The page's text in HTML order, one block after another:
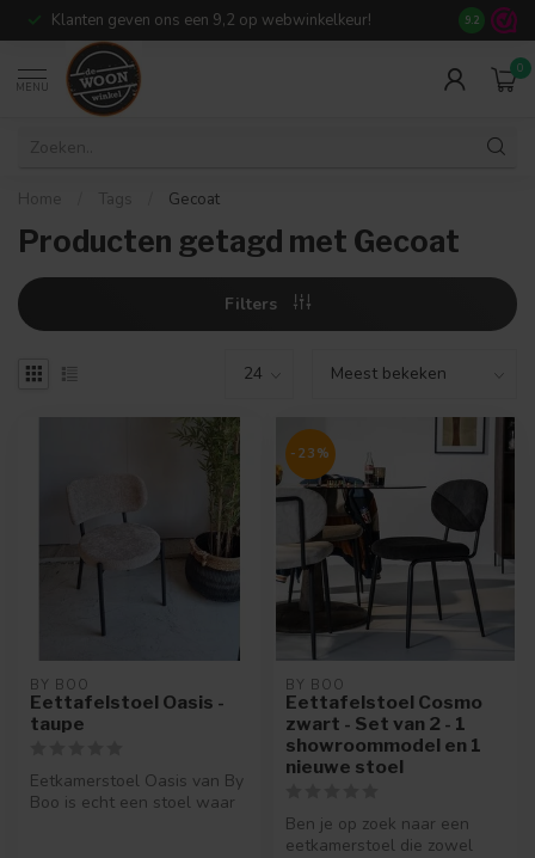
Klanten geven ons een 9,2 op webwinkelkeur! Meer dan
9.2
MENU
0
Home Tags Gecoat
Producten getagd met Gecoat
Filters
BY BOO
Eettafelstoel Oasis -
taupe
Eetkamerstoel Oasis van By
Boo is echt een stoel waar
-23%
BY BOO
Eettafelstoel Cosmo
zwart - Set van 2 - 1
showroommodel en 1
nieuwe stoel
Ben je op zoek naar een
eetkamerstoel die zowel